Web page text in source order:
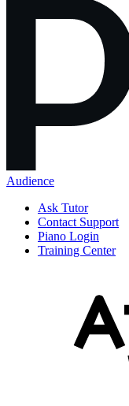
Audience
Ask Tutor
Contact Support
Piano Login
Training Center